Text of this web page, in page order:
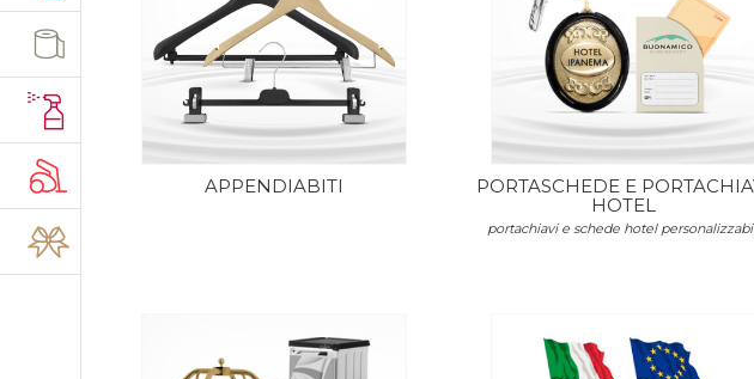
APPENDIABITI
PORTASCHEDE E
HOTEL
portachiavi e schede hotel